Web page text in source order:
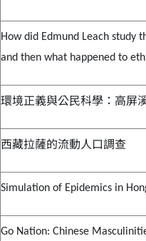
How did Edmund Leach study
and then what happened to
環境正義與公民科學：高屏
西藏拉薩的流動人口調查
Simulation of Epidemics in
Go Nation: Chinese